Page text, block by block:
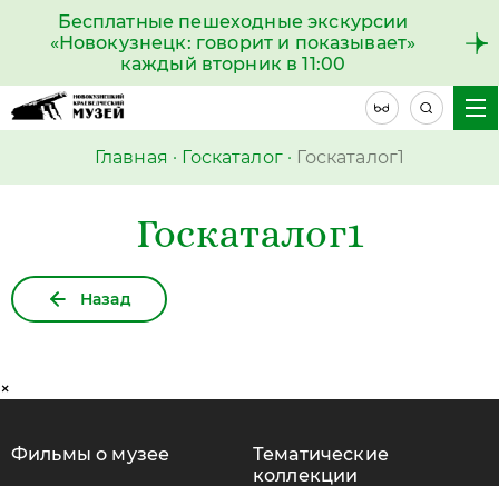
Бесплатные пешеходные экскурсии
«Новокузнецк: говорит и показывает»
каждый вторник в 11:00
Главная · Госкаталог· Госкаталог1
Госкаталог1
Назад
×
Фильмы о музее
Тематические
коллекции